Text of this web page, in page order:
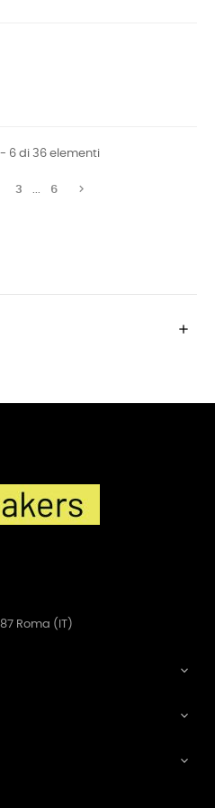
6 di 36 elementi
3 ... 6 
add
Roma (IT)


